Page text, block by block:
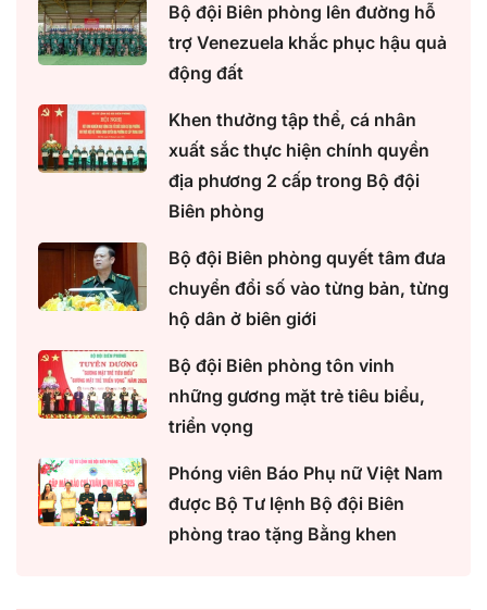
Bộ đội Biên phòng lên đường hỗ
trợ Venezuela khắc phục hậu quả
động đất
Khen thưởng tập thể, cá nhân
xuất sắc thực hiện chính quyền
địa phương 2 cấp trong Bộ đội
Biên phòng
Bộ đội Biên phòng quyết tâm đưa
chuyển đổi số vào từng bản, từng
hộ dân ở biên giới
Bộ đội Biên phòng tôn vinh
những gương mặt trẻ tiêu biểu,
triển vọng
Phóng viên Báo Phụ nữ Việt Nam
được Bộ Tư lệnh Bộ đội Biên
phòng trao tặng Bằng khen